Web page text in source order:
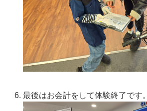
最後はお会計をして体験終了です。